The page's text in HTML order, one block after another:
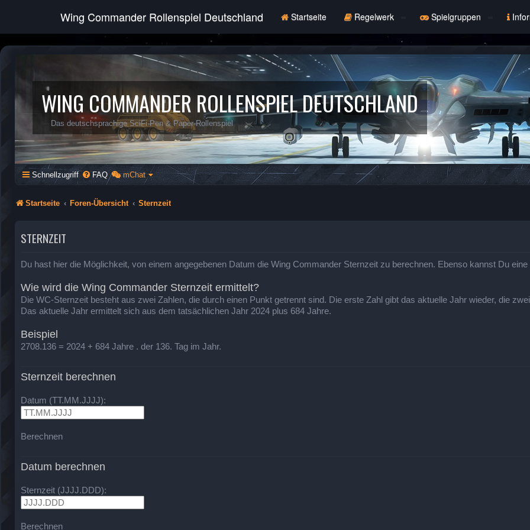
Wing Commander Rollenspiel Deutschland Startseite Regelwerk Spielgruppen
WING COMMANDER ROLLENSPIEL DEUTSCHLAND
Das deutschsprachige SciFi-Pen & Paper-Rollenspiel
Schnellzugriff FAQ mChat
Startseite Foren-Übersicht Sternzeit
STERNZEIT
Du hast hier die Möglichkeit, von einem angegebenen Datum die Wing Commander Sternzeit zu berechnen. Ebenso kannst Du
Wie wird die Wing Commander Sternzeit ermittelt?
Die WC-Sternzeit besteht aus zwei Zahlen, die durch einen Punkt getrennt sind. Die erste Zahl gibt das aktuelle Jahr wieder, die
Das aktuelle Jahr ermittelt sich aus dem tatsächlichen Jahr 2024 plus 684 Jahre.
Beispiel
2708.136 = 2024 + 684 Jahre . der 136. Tag im Jahr.
Sternzeit berechnen
Datum (TT.MM.JJJJ):
Berechnen
Datum berechnen
Sternzeit (JJJJ.DDD):
Berechnen